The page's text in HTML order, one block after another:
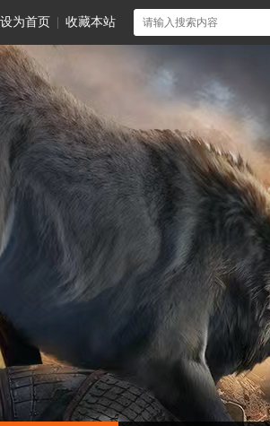
设为首页 收藏本站